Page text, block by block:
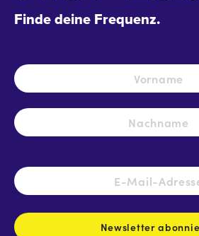
Finde deine Frequenz.
Name *
E-
Mail-
Newsletter